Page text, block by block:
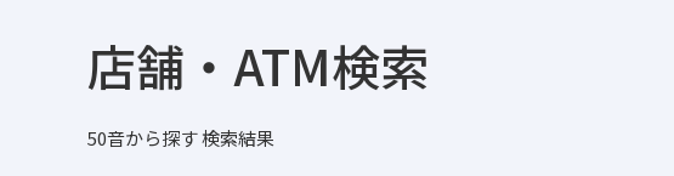
店舗・ATM検索
50音から探す 検索結果